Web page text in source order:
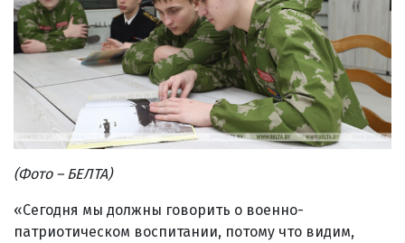
(Фото – БЕЛТА)
«Сегодня мы должны говорить о военно-
патриотическом воспитании, потому что видим,